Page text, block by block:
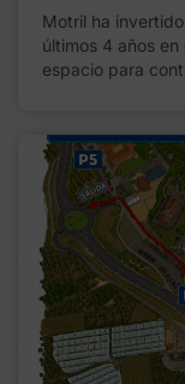
Motril ha
últimos 4 años
espacio para